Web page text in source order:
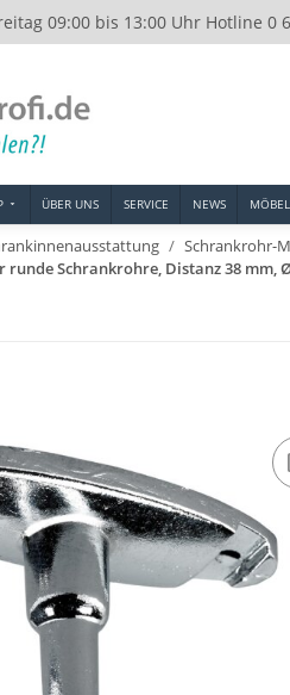
09:00 bis 13:00 Uhr Hotline 0
ÜBER UNS SERVICE NEWS
Schrankrohr-
Schrankrohre, Distanz 38 mm,